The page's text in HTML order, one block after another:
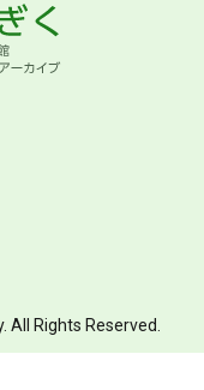
Rights Reserved.